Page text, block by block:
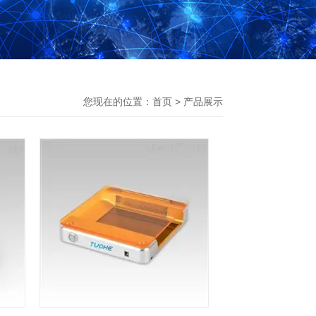
您现在的位置： 首页 > 产品展示